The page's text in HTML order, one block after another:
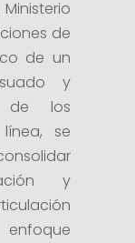
de
de un
y
de los
se
y